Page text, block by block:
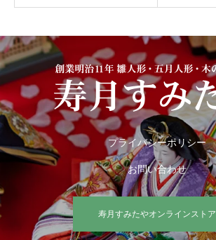
プライバシーポリシー
お問い合わせ
寿月すみたやオンラインストア